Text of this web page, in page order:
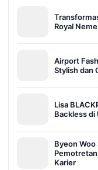
Royal
Airport
Stylish dan
Lisa
Backless di
Byeon Woo
Pemotretan
Karier